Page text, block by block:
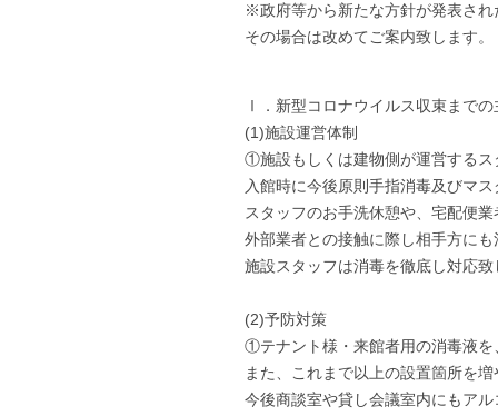
※政府等から新たな方針が発表さ
その場合は改めてご案内致します。
Ⅰ．新型コロナウイルス収束までの
(1)施設運営体制
①施設もしくは建物側が運営するス
入館時に今後原則手指消毒及びマ
スタッフのお手洗休憩や、宅配便
外部業者との接触に際し相手方に
施設スタッフは消毒を徹底し対応致
(2)予防対策
①テナント様・来館者用の消毒液
また、これまで以上の設置箇所を
今後商談室や貸し会議室内にもア